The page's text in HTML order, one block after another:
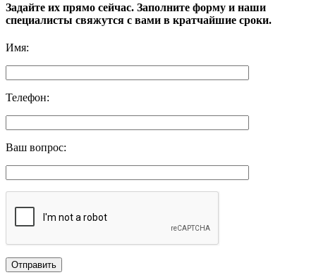
Задайте их прямо сейчас. Заполните форму и наши
специалисты свяжутся с вами в кратчайшие сроки.
Имя:
Телефон:
Ваш вопрос: